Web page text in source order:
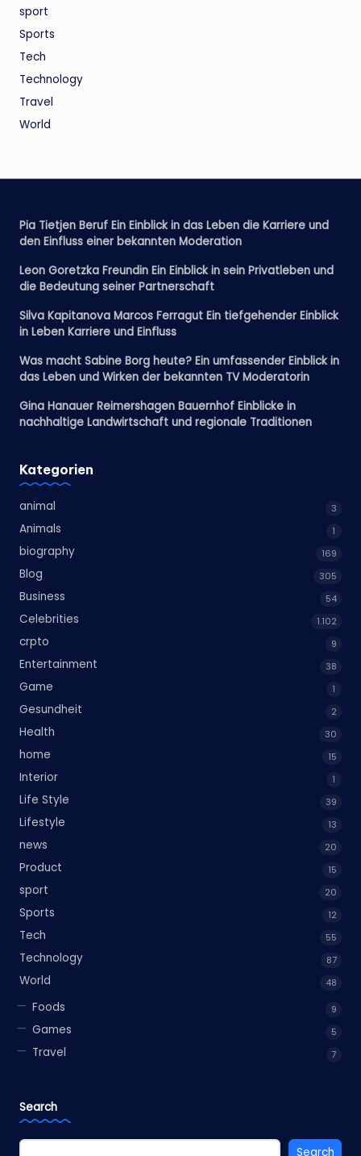
sport
Sports
Tech
Technology
Travel
World
Pia Tietjen Beruf Ein Einblick in das Leben die Karriere und
den Einfluss einer bekannten Moderation
Leon Goretzka Freundin Ein Einblick in sein Privatleben und
die Bedeutung seiner Partnerschaft
Silva Kapitanova Marcos Ferragut Ein tiefgehender Einblick
in Leben Karriere und Einfluss
Was macht Sabine Borg heute? Ein umfassender Einblick in
das Leben und Wirken der bekannten TV Moderatorin
Gina Hanauer Reimershagen Bauernhof Einblicke in
nachhaltige Landwirtschaft und regionale Traditionen
Kategorien
animal 3
Animals 1
biography 169
Blog 305
Business 54
Celebrities 1.102
crpto 9
Entertainment 38
Game 1
Gesundheit 2
Health 30
home 15
Interior 1
Life Style 39
Lifestyle 13
news 20
Product 15
sport 20
Sports 12
Tech 55
Technology 87
World 48
Foods 9
Games 5
Travel 7
Search
Search